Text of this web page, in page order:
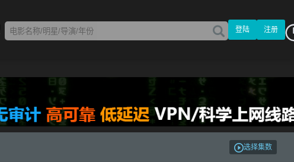
登陆 注册
选择集数